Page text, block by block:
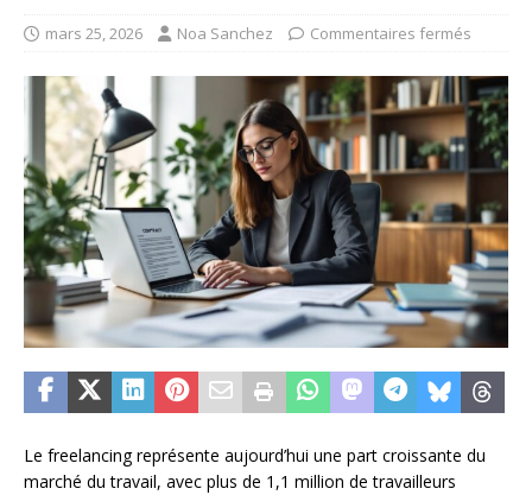
mars 25, 2026 Noa Sanchez Commentaires fermés
Le freelancing représente aujourd’hui une part croissante du
marché du travail, avec plus de 1,1 million de travailleurs